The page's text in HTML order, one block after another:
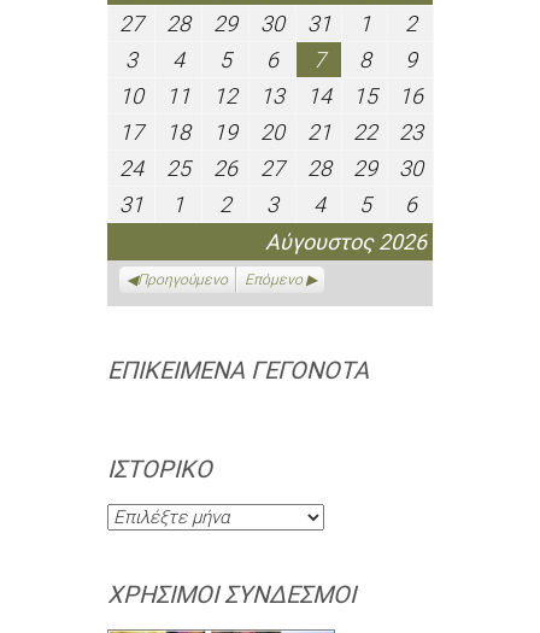
Αύγουστος 2026
2727
Ιουλίου
2026
2828
Ιουλίου
2026
2929
Ιουλίου
2026
3030
Ιουλίου
2026
3131
Ιουλίου
2026
11
Αυγούστου
2026
22
Αυγούστου
2026
33
Αυγούστου
2026
44
Αυγούστου
2026
55
Αυγούστου
2026
66
Αυγούστου
2026
77
Αυγούστου
2026
88
Αυγούστου
2026
99
Αυγούστου
2026
1010
Αυγούστου
2026
1111
Αυγούστου
2026
1212
Αυγούστου
2026
1313
Αυγούστου
2026
1414
Αυγούστου
2026
1515
Αυγούστου
2026
1616
Αυγούστου
2026
1717
Αυγούστου
2026
1818
Αυγούστου
2026
1919
Αυγούστου
2026
2020
Αυγούστου
2026
2121
Αυγούστου
2026
2222
Αυγούστου
2026
2323
Αυγούστου
2026
2424
Αυγούστου
2026
2525
Αυγούστου
2026
2626
Αυγούστου
2026
2727
Αυγούστου
2026
2828
Αυγούστου
2026
2929
Αυγούστου
2026
3030
2026
3131
Αυγούστου
2026
11
Σεπτεμβρίου
2026
22
Σεπτεμβρίου
2026
33
Σεπτεμβρίου
2026
44
Σεπτεμβρίου
2026
55
Σεπτεμβρίου
2026
66
2026
Προηγούμενο Επόμενο
ΕΠΙΚΕΊΜΕΝΑ ΓΕΓΟΝΌΤΑ
ΙΣΤΟΡΙΚΌ
Ιστορικό
ΧΡΉΣΙΜΟΙ ΣΎΝΔΕΣΜΟΙ